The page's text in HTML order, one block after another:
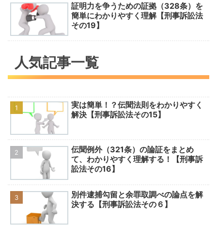
証明力を争うための証拠（328条）を
簡単にわかりやすく理解【刑事訴訟法
その19】
人気記事一覧
実は簡単！？伝聞法則をわかりやすく
解決【刑事訴訟法その15】
伝聞例外（321条）の論証をまとめ
て、わかりやすく理解する！【刑事訴
訟法その16】
別件逮捕勾留と余罪取調べの論点を解
決する【刑事訴訟法その６】